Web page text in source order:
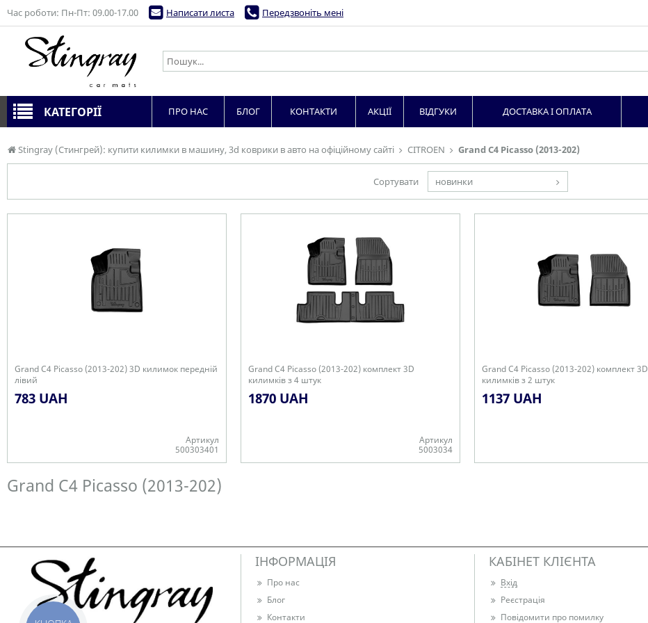
Stingray (Стингрей): купити килимки в машину, 3d коврики в авто на офіційному сайті CITROEN Grand C4 Picasso (2013-202)
Сортувати новинки
Grand C4 Picasso (2013-202) 3D килимок передній
лівий
783 UAH
Артикул
500303401
Grand C4 Picasso (2013-202) комплект 3D
килимків з 4 штук
1870 UAH
Артикул
5003034
Grand C4 Picasso (2013-202) комплект 3D
килимків з 2 штук
1137 UAH
Grand C4 Picasso (2013-202)
Час роботи: Пн-Пт: 09.00-17.00 Написати листа Передзвоніть мені
КАТЕГОРІЇ ПРО НАС БЛОГ КОНТАКТИ АКЦІЇ ВІДГУКИ ДОСТАВКА І ОПЛАТА
ІНФОРМАЦІЯ
Про нас
Блог
Контакти
КАБІНЕТ КЛІЄНТА
Вхід
Реєстрація
Повідомити про помилку